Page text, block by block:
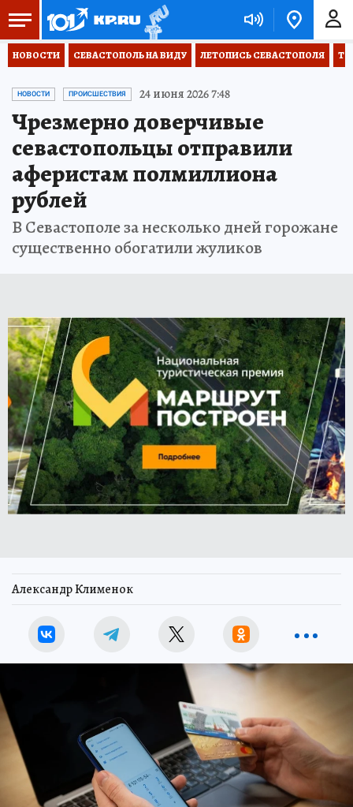
НОВОСТИ СЕВАСТОПОЛЬ НА ВИДУ ЛЕТОПИСЬ СЕВАСТОПОЛЯ
НОВОСТИ ПРОИСШЕСТВИЯ 24 июня 2026 7:48
Чрезмерно доверчивые
севастопольцы отправили
аферистам полмиллиона
рублей
В Севастополе за несколько дней горожане
существенно обогатили жуликов
Александр Клименок